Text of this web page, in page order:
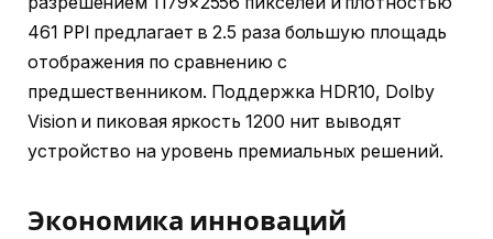
461 PPI предлагает в 2.5 раза большую площадь
отображения по сравнению с
предшественником. Поддержка HDR10, Dolby
Vision и пиковая яркость 1200 нит выводят
устройство на уровень премиальных решений.
Экономика инноваций